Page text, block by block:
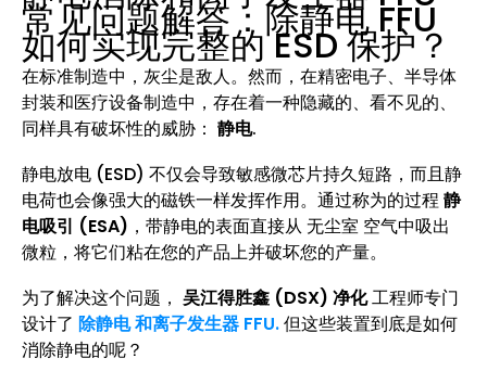
常见问题解答：除静电 FFU
如何实现完整的 ESD 保护？
在标准制造中，灰尘是敌人。然而，在精密电子、半导体
封装和医疗设备制造中，存在着一种隐藏的、看不见的、
同样具有破坏性的威胁： 静电.
静电放电 (ESD) 不仅会导致敏感微芯片持久短路，而且静
电荷也会像强大的磁铁一样发挥作用。通过称为的过程静
电吸引 (ESA) ，带静电的表面直接从 无尘室 空气中吸出
微粒，将它们粘在您的产品上并破坏您的产量。
为了解决这个问题， 吴江得胜鑫 (DSX) 净化工程师专门
设计了 除静电 和离子发生器 FFU.但这些装置到底是如何
消除静电的呢？